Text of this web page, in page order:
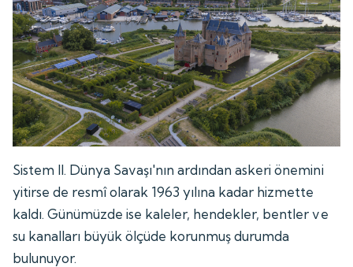
Sistem II. Dünya Savaşı'nın ardından askeri önemini
yitirse de resmî olarak 1963 yılına kadar hizmette
kaldı. Günümüzde ise kaleler, hendekler, bentler ve
su kanalları büyük ölçüde korunmuş durumda
bulunuyor.